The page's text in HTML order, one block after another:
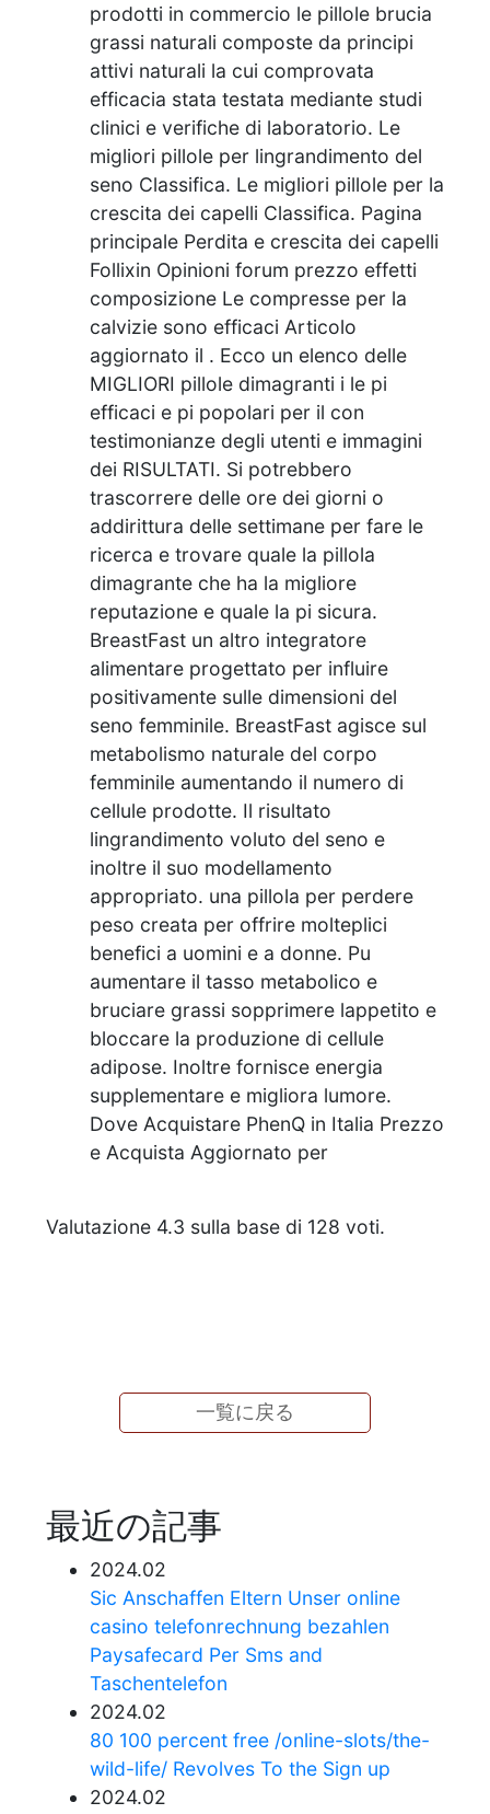
prodotti in commercio le pillole brucia
grassi naturali composte da principi
attivi naturali la cui comprovata
efficacia stata testata mediante studi
clinici e verifiche di laboratorio. Le
migliori pillole per lingrandimento del
seno Classifica. Le migliori pillole per la
crescita dei capelli Classifica. Pagina
principale Perdita e crescita dei capelli
Follixin Opinioni forum prezzo effetti
composizione Le compresse per la
calvizie sono efficaci Articolo
aggiornato il . Ecco un elenco delle
MIGLIORI pillole dimagranti i le pi
efficaci e pi popolari per il con
testimonianze degli utenti e immagini
dei RISULTATI. Si potrebbero
trascorrere delle ore dei giorni o
addirittura delle settimane per fare le
ricerca e trovare quale la pillola
dimagrante che ha la migliore
reputazione e quale la pi sicura.
BreastFast un altro integratore
alimentare progettato per influire
positivamente sulle dimensioni del
seno femminile. BreastFast agisce sul
metabolismo naturale del corpo
femminile aumentando il numero di
cellule prodotte. Il risultato
lingrandimento voluto del seno e
inoltre il suo modellamento
appropriato. una pillola per perdere
peso creata per offrire molteplici
benefici a uomini e a donne. Pu
aumentare il tasso metabolico e
bruciare grassi sopprimere lappetito e
bloccare la produzione di cellule
adipose. Inoltre fornisce energia
supplementare e migliora lumore.
Dove Acquistare PhenQ in Italia Prezzo
e Acquista Aggiornato per
Valutazione 4.3 sulla base di 128 voti.
一覧に戻る
最近の記事
2024.02
Sic Anschaffen Eltern Unser online
casino telefonrechnung bezahlen
Paysafecard Per Sms and
Taschentelefon
2024.02
80 100 percent free /online-slots/the-
wild-life/ Revolves To the Sign up
2024.02